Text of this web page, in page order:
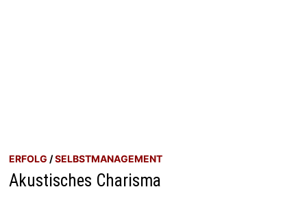
ERFOLG /SELBSTMANAGEMENT
Akustisches Charisma